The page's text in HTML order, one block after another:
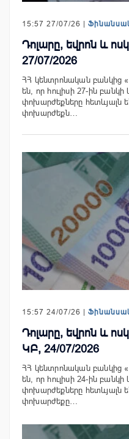
15:57 27/07/26 |
Դոլարը, եվրոն և
27/07/2026
ՀՀ կենտրոնական բանկից
են, որ հուլիսի 27-ին
փոխարժեքները հետևյալն
փոխարժեքն…
15:57 24/07/26 |
Դոլարը, եվրոն և
ԿԲ, 24/07/2026
ՀՀ կենտրոնական բանկից
են, որ հուլիսի 24-ին
փոխարժեքները հետևյալն
փոխարժեքը…